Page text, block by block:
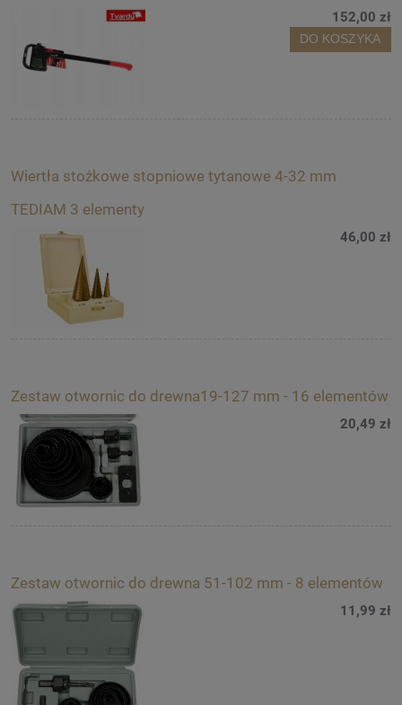
152,00 zł
DO KOSZYKA
Wiertła stożkowe stopniowe tytanowe 4-32 mm
TEDIAM 3 elementy
46,00 zł
Zestaw otwornic do drewna19-127 mm - 16 elementów
20,49 zł
Zestaw otwornic do drewna 51-102 mm - 8 elementów
11,99 zł